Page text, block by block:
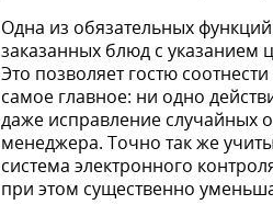
Одна из обязательных
заказанных блюд с указанием
Это позволяет гостю
самое главное: ни одно
даже исправление случайных
менеджера. Точно так же
система электронного
при этом существенно